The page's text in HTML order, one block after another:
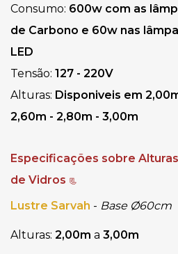
Consumo: 600w com as
de Carbono e 60w nas
LED
Tensão: 127 - 220V
Alturas: Disponiveis em
2,60m - 2,80m - 3,00m
Especificações sobre
de Vidros 📃
Lustre Sarvah - Base Ø60cm
Alturas: 2,00m a 3,00m